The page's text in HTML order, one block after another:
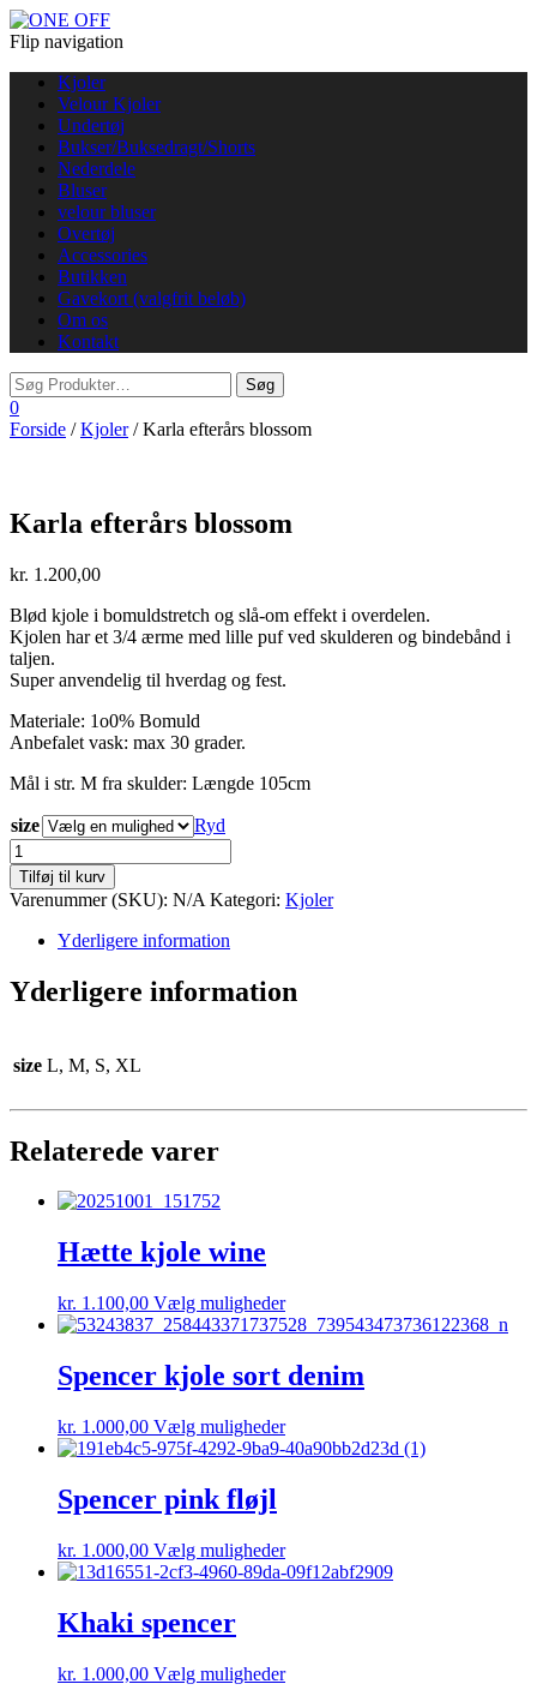
Flip navigation
Kjoler
Velour Kjoler
Undertøj
Bukser/Buksedragt/Shorts
Nederdele
Bluser
velour bluser
Overtøj
Accessories
Butikken
Gavekort (valgfrit beløb)
Om os
Kontakt
0
Forside /Kjoler/ Karla efterårs blossom
Karla efterårs blossom
kr. 1.200,00
Blød kjole i bomuldstretch og slå-om effekt i overdelen.
Kjolen har et 3/4 ærme med lille puf ved skulderen og bindebånd i
taljen.
Super anvendelig til hverdag og fest.
Materiale: 1o0% Bomuld
Anbefalet vask: max 30 grader.
Mål i str. M fra skulder: Længde 105cm
size
Ryd
Karla
efterårs
blossom
antal
Tilføj til kurv
Varenummer (SKU): N/A Kategori: Kjoler
Yderligere information
Yderligere information
size L, M, S, XL
Relaterede varer
Hætte kjole wine
kr. 1.100,00 Vælg mulighederDette
vare
flere
varianter.
kan
vælges
Spencer kjole sort denim
kr. 1.000,00 Vælg mulighederDette
vare
kan
vælges
Spencer pink fløjl
kr. 1.000,00 Vælg mulighederDette
vare
kan
Khaki spencer
kr. 1.000,00 Vælg mulighederDette